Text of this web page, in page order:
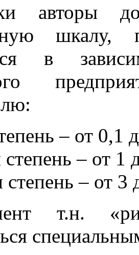
авторы
в
– от 0,1
степень – от 1
степень – от 3
т.н.